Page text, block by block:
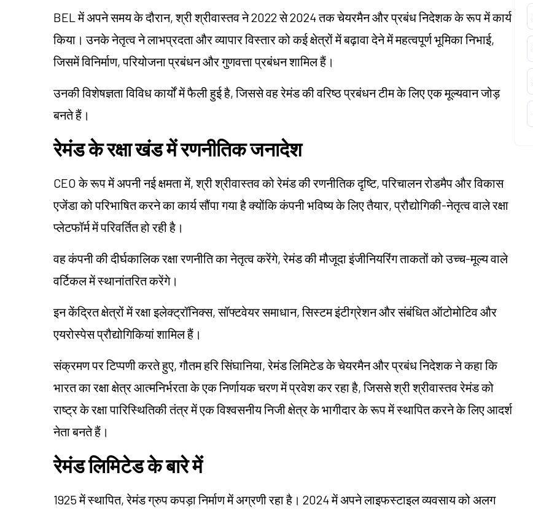
BEL में अपने समय के दौरान, श्री श्रीवास्तव ने 2022 से 2024 तक चेयरमैन और प्रबंध निदेशक के रूप में कार्य
किया। उनके नेतृत्व ने लाभप्रदता और व्यापार विस्तार को कई क्षेत्रों में बढ़ावा देने में महत्वपूर्ण भूमिका निभाई,
जिसमें विनिर्माण, परियोजना प्रबंधन और गुणवत्ता प्रबंधन शामिल हैं।
उनकी विशेषज्ञता विविध कार्यों में फैली हुई है, जिससे वह रेमंड की वरिष्ठ प्रबंधन टीम के लिए एक मूल्यवान जोड़
बनते हैं।
रेमंड के रक्षा खंड में रणनीतिक जनादेश
CEO के रूप में अपनी नई क्षमता में, श्री श्रीवास्तव को रेमंड की रणनीतिक दृष्टि, परिचालन रोडमैप और विकास
एजेंडा को परिभाषित करने का कार्य सौंपा गया है क्योंकि कंपनी भविष्य के लिए तैयार, प्रौद्योगिकी-नेतृत्व वाले रक्षा
प्लेटफॉर्म में परिवर्तित हो रही है।
वह कंपनी की दीर्घकालिक रक्षा रणनीति का नेतृत्व करेंगे, रेमंड की मौजूदा इंजीनियरिंग ताकतों को उच्च-मूल्य वाले
वर्टिकल में स्थानांतरित करेंगे।
इन केंद्रित क्षेत्रों में रक्षा इलेक्ट्रॉनिक्स, सॉफ्टवेयर समाधान, सिस्टम इंटीग्रेशन और संबंधित ऑटोमोटिव और
एयरोस्पेस प्रौद्योगिकियां शामिल हैं।
संक्रमण पर टिप्पणी करते हुए, गौतम हरि सिंघानिया, रेमंड लिमिटेड के चेयरमैन और प्रबंध निदेशक ने कहा कि
भारत का रक्षा क्षेत्र आत्मनिर्भरता के एक निर्णायक चरण में प्रवेश कर रहा है, जिससे श्री श्रीवास्तव रेमंड को
राष्ट्र के रक्षा पारिस्थितिकी तंत्र में एक विश्वसनीय निजी क्षेत्र के भागीदार के रूप में स्थापित करने के लिए आदर्श
नेता बनते हैं।
रेमंड लिमिटेड के बारे में
1925 में स्थापित, रेमंड ग्रुप कपड़ा निर्माण में अग्रणी रहा है। 2024 में अपने लाइफस्टाइल व्यवसाय को अलग